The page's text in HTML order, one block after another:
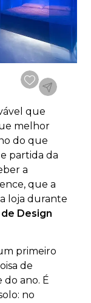
que
melhor
do que
partida da
a
que a
loja durante
de Design
primeiro
de
ano. É
no